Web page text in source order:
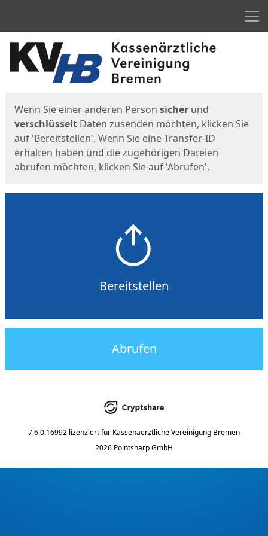
Start
Wenn Sie einer anderen Person sicher und
verschlüsselt Daten zusenden möchten, klicken Sie
auf 'Bereitstellen'. Wenn Sie eine Transfer-ID
erhalten haben und die zugehörigen Dateien
abrufen möchten, klicken Sie auf 'Abrufen'.
Bereitstellen
Abrufen
7.6.0.16992 lizenziert für Kassenaerztliche Vereinigung Bremen
2026 Pointsharp GmbH